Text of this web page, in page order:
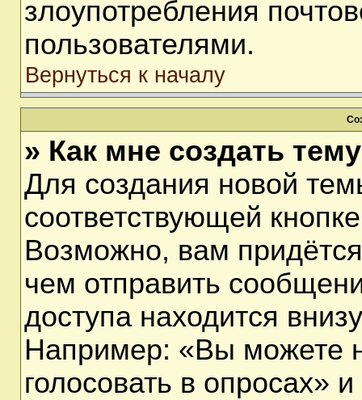
злоупотребления
пользователями.
Вернуться к началу
» Как мне создать
Для создания новой
соответствующей
Возможно, вам
чем отправить
доступа находится
Например: «Вы можете
голосовать в опросах» и